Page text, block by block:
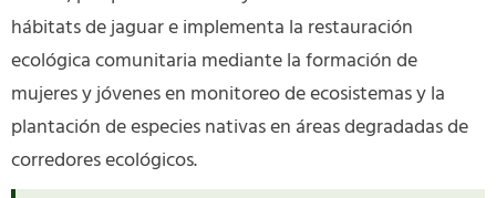
hábitats de jaguar e implementa la restauración
ecológica comunitaria mediante la formación de
mujeres y jóvenes en monitoreo de ecosistemas y la
plantación de especies nativas en áreas degradadas de
corredores ecológicos.